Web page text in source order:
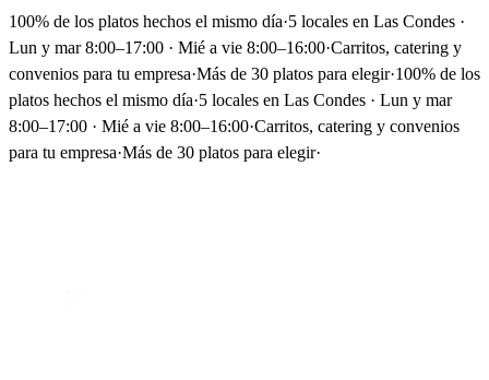
100% de los platos hechos el mismo día·5 locales en Las Condes ·
Lun y mar 8:00–17:00 · Mié a vie 8:00–16:00·Carritos, catering y
convenios para tu empresa·Más de 30 platos para elegir·100% de los
platos hechos el mismo día·5 locales en Las Condes · Lun y mar
8:00–17:00 · Mié a vie 8:00–16:00·Carritos, catering y convenios
para tu empresa·Más de 30 platos para elegir·